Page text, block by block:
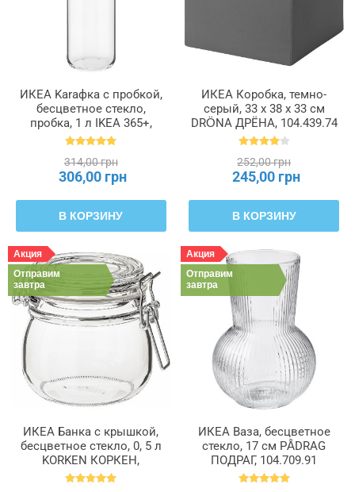
ИКЕА Karaфка с пробкой,
бесцветное стекло,
пробка, 1 л IKEA 365+,
902.797.19
314,00 грн
306,00 грн
В КОРЗИНУ
ИКЕА Коробка, темно-
серый, 33 x 38 x 33 см
DRÖNA ДРЁНА, 104.439.74
252,00 грн
245,00 грн
В КОРЗИНУ
Акция
Отправим
завтра
ИКЕА Банка с крышкой,
бесцветное стекло, 0, 5 л
KORKEN КОРКЕН,
702.135.45
Акция
Отправим
завтра
ИКЕА Ваза, бесцветное
стекло, 17 см PÅDRAG
ПОДРАГ, 104.709.91